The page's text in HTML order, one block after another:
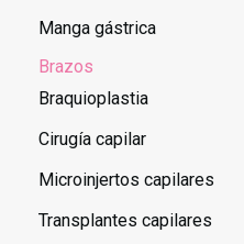
Manga gástrica
Brazos
Braquioplastia
Cirugía capilar
Microinjertos capilares
Transplantes capilares